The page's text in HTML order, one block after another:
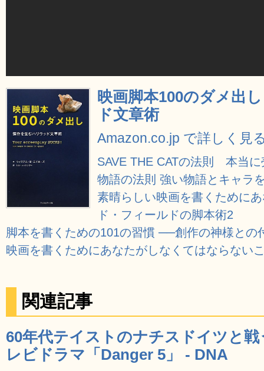
映画脚本100のダメ
ド文章術
Amazon.co.jp で詳しく見
SAVE THE CATの法則 本当に
物語の法則 強い物語とキャラ
素晴らしい映画を書くために
ド・フィールドの脚本術2
脚本を書くための101の習慣 ──創作の神様との
映画を書くためにあなたがしなくてはならない
関連記事
60年代テイストのナチスドイツと
レビドラマ「Danger 5」 - DNA